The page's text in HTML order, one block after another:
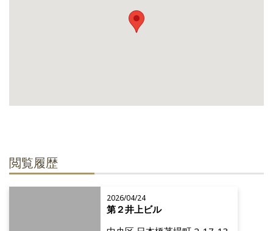
閲覧履歴
2026/04/24
第２井上ビル